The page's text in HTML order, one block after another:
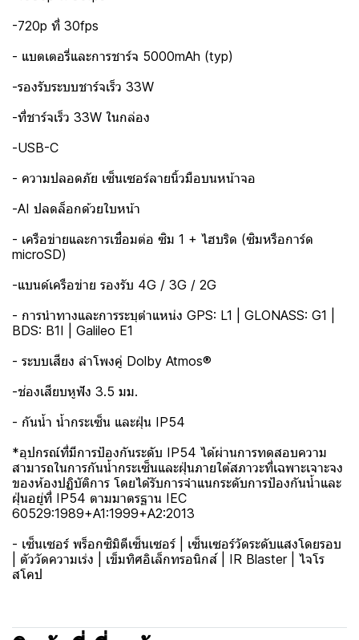
-720p ที่ 30fps
- แบตเตอรี่และการชาร์จ 5000mAh (typ)
-รองรับระบบชาร์จเร็ว 33W
-ที่ชาร์จเร็ว 33W ในกล่อง
-USB-C
- ความปลอดภัย เซ็นเซอร์ลายนิ้วมือบนหน้าจอ
-AI ปลดล็อกด้วยใบหน้า
- เครือข่ายและการเชื่อมต่อ ซิม 1 + ไฮบริด (ซิมหรือการ์ด
microSD)
-แบนด์เครือข่าย รองรับ 4G / 3G / 2G
- การนำทางและการระบุตำแหน่ง GPS: L1 | GLONASS: G1 |
BDS: B1I | Galileo E1
- ระบบเสียง ลำโพงคู่ Dolby Atmos®
-ช่องเสียบหูฟัง 3.5 มม.
- กันน้ำ น้ำกระเซ็น และฝุ่น IP54
*อุปกรณ์ที่มีการป้องกันระดับ IP54 ได้ผ่านการทดสอบความ
สามารถในการกันน้ำกระเซ็นและฝุ่นภายใต้สภาวะที่เฉพาะเจาะจง
ของห้องปฏิบัติการ โดยได้รับการจำแนกระดับการป้องกันน้ำและ
ฝุ่นอยู่ที่ IP54 ตามมาตรฐาน IEC
60529:1989+A1:1999+A2:2013
- เซ็นเซอร์ พร็อกซิมิตีเซ็นเซอร์ | เซ็นเซอร์วัดระดับแสงโดยรอบ
| ตัววัดความเร่ง | เข็มทิศอิเล็กทรอนิกส์ | IR Blaster | ไจโร
สโคป